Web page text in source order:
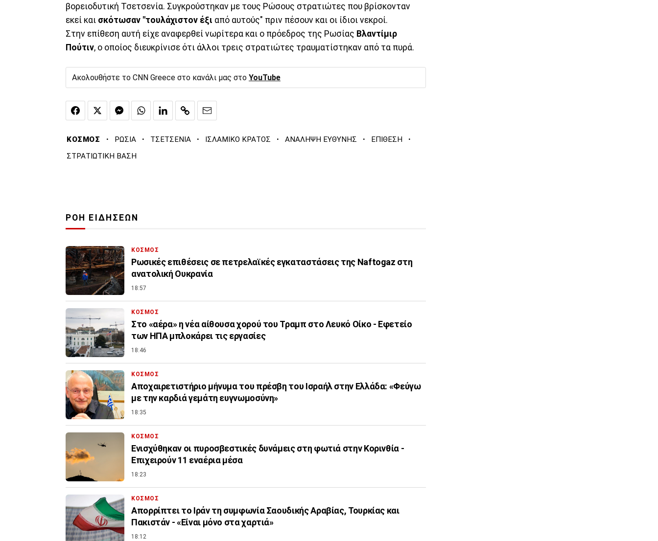
βορειοδυτική Τσετσενία. Συγκρούστηκαν με τους Ρώσους στρατιώτες που βρίσκονταν
εκεί και σκότωσαν "τουλάχιστον έξι από αυτούς" πριν πέσουν και οι ίδιοι νεκροί.
Στην επίθεση αυτή είχε αναφερθεί νωρίτερα και ο πρόεδρος της Ρωσίας Βλαντίμιρ
Πούτιν, ο οποίος διευκρίνισε ότι άλλοι τρεις στρατιώτες τραυματίστηκαν από τα πυρά.
Ακολουθήστε το CNN Greece στο κανάλι μας στο YouTube
ΚΟΣΜΟΣ · ΡΩΣΙΑ · ΤΣΕΤΣΕΝΙΑ · ΙΣΛΑΜΙΚΟ ΚΡΑΤΟΣ · ΑΝΑΛΗΨΗ ΕΥΘΥΝΗΣ · ΕΠΙΘΕΣΗ ·
ΣΤΡΑΤΙΩΤΙΚΗ ΒΑΣΗ
ΡΟΗ ΕΙΔΗΣΕΩΝ
ΚΟΣΜΟΣ
Ρωσικές επιθέσεις σε πετρελαϊκές εγκαταστάσεις της Naftogaz στη
ανατολική Ουκρανία
18:57
ΚΟΣΜΟΣ
Στο «αέρα» η νέα αίθουσα χορού του Τραμπ στο Λευκό Οίκο - Εφετείο
των ΗΠΑ μπλοκάρει τις εργασίες
18:46
ΚΟΣΜΟΣ
Αποχαιρετιστήριο μήνυμα του πρέσβη του Ισραήλ στην Ελλάδα: «Φεύγω
με την καρδιά γεμάτη ευγνωμοσύνη»
18:35
ΚΟΣΜΟΣ
Ενισχύθηκαν οι πυροσβεστικές δυνάμεις στη φωτιά στην Κορινθία -
Επιχειρούν 11 εναέρια μέσα
18:23
ΚΟΣΜΟΣ
Απορρίπτει το Ιράν τη συμφωνία Σαουδικής Αραβίας, Τουρκίας και
Πακιστάν - «Είναι μόνο στα χαρτιά»
18:12